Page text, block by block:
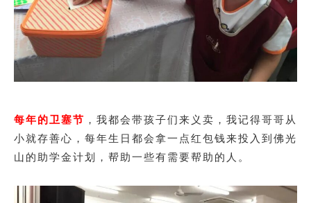
每年的卫塞节 ，我都会带孩子们来义卖，我记得哥哥从
小就存善心，每年生日都会拿一点红包钱来投入到佛光
山的助学金计划，帮助一些有需要帮助的人。